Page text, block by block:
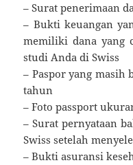
– Surat penerimaan
– Bukti keuangan
memiliki dana yang
studi Anda di Swiss
– Paspor yang masih
tahun
– Foto passport
– Surat pernyataan
Swiss setelah
– Bukti asuransi